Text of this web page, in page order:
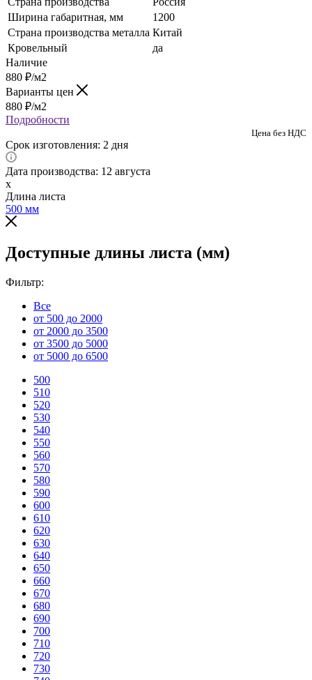
Ширина габаритная, мм
1200
Страна производства металла Китай
Кровельный
да
Наличие
880 ₽/м2
Варианты цен
880 ₽/м2
Подробности
Цена без НДС
Срок изготовления: 2 дня
Дата производства: 12 августа
x
Длина листа
500 мм
Доступные длины листа (мм)
Фильтр:
Все
от 500 до 2000
от 2000 до 3500
от 3500 до 5000
от 5000 до 6500
500
510
520
530
540
550
560
570
580
590
600
610
620
630
640
650
660
670
680
690
700
710
720
730